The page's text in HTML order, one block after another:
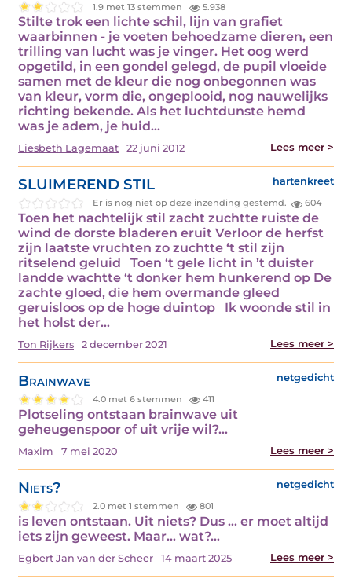
1.9 met 13 stemmen 5.938
Stilte trok een lichte schil, lijn van grafiet
waarbinnen - je voeten behoedzame dieren, een
trilling van lucht was je vinger. Het oog werd
opgetild, in een gondel gelegd, de pupil vloeide
samen met de kleur die nog onbegonnen was
van kleur, vorm die, ongeplooid, nog nauwelijks
richting bekende. Als het luchtdunste hemd
was je adem, je huid…
Liesbeth Lagemaat 22 juni 2012 Lees meer >
SLUIMEREND STIL hartenkreet
Er is nog niet op deze inzending gestemd. 604
Toen het nachtelijk stil zacht zuchtte ruiste de
wind de dorste bladeren eruit Verloor de herfst
zijn laatste vruchten zo zuchtte ‘t stil zijn
ritselend geluid Toen ‘t gele licht in ’t duister
landde wachtte ‘t donker hem hunkerend op De
zachte gloed, die hem overmande gleed
geruisloos op de hoge duintop Ik woonde stil in
het holst der…
Ton Rijkers 2 december 2021 Lees meer >
Brainwave netgedicht
4.0 met 6 stemmen 411
Plotseling ontstaan brainwave uit
geheugenspoor of uit vrije wil?…
Maxim 7 mei 2020 Lees meer >
Niets? netgedicht
2.0 met 1 stemmen 801
is leven ontstaan. Uit niets? Dus … er moet altijd
iets zijn geweest. Maar... wat?…
Egbert Jan van der Scheer 14 maart 2025 Lees meer >